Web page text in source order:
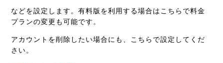
などを設定します。有料版を利用する場合はこちらで料金
プランの変更も可能です。
アカウントを削除したい場合にも、こちらで設定してくだ
さい。